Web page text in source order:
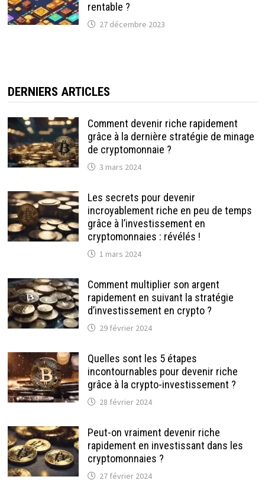
rentable ?
27 décembre 2023
DERNIERS ARTICLES
Comment devenir riche rapidement
grâce à la dernière stratégie de minage
de cryptomonnaie ?
3 mars 2024
Les secrets pour devenir
incroyablement riche en peu de temps
grâce à l’investissement en
cryptomonnaies : révélés !
1 mars 2024
Comment multiplier son argent
rapidement en suivant la stratégie
d’investissement en crypto ?
29 février 2024
Quelles sont les 5 étapes
incontournables pour devenir riche
grâce à la crypto-investissement ?
28 février 2024
Peut-on vraiment devenir riche
rapidement en investissant dans les
cryptomonnaies ?
27 février 2024